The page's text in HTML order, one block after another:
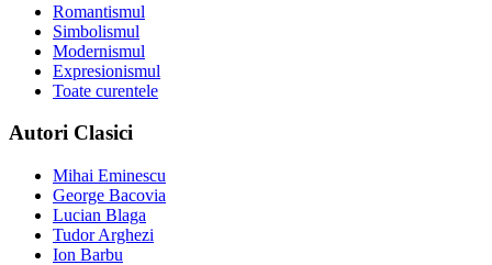
Romantismul
Simbolismul
Modernismul
Expresionismul
Toate curentele
Autori Clasici
Mihai Eminescu
George Bacovia
Lucian Blaga
Tudor Arghezi
Ion Barbu